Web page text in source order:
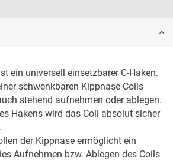
ein universell einsetzbarer C-Haken.
schwenkbaren Kipp­nase Coils
stehend aufnehmen oder ablegen.
Hakens wird das Coil absolut sicher
der Kippnase ermöglicht ein
Aufnehmen bzw. Ablegen des Coils